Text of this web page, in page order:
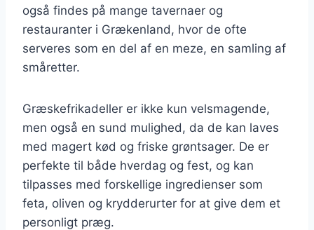
også findes på mange tavernaer og
restauranter i Grækenland, hvor de ofte
serveres som en del af en meze, en samling af
småretter.
Græskefrikadeller er ikke kun velsmagende,
men også en sund mulighed, da de kan laves
med magert kød og friske grøntsager. De er
perfekte til både hverdag og fest, og kan
tilpasses med forskellige ingredienser som
feta, oliven og krydderurter for at give dem et
personligt præg.